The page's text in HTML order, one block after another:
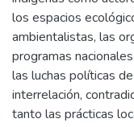
los espacios
ambientalistas, las
programas
las luchas políticas
interrelación,
tanto las prácticas